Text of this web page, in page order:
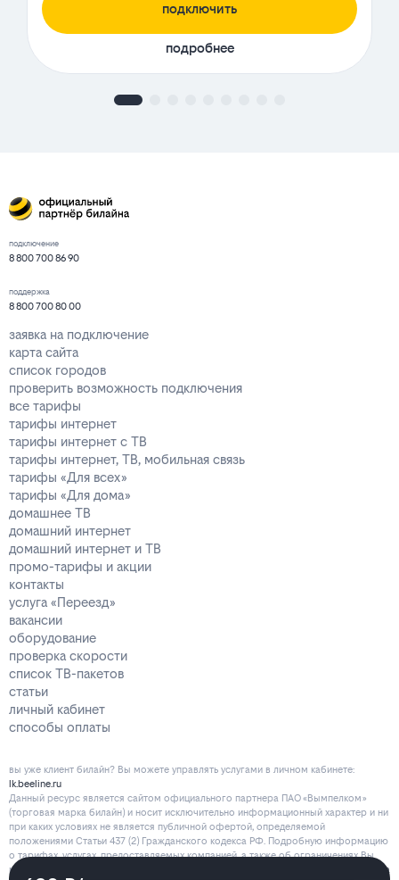
подключить
подробнее
подключение
8 800 700 86 90
поддержка
8 800 700 80 00
заявка на подключение
карта сайта
список городов
проверить возможность подключения
все тарифы
тарифы интернет
тарифы интернет с ТВ
тарифы интернет, ТВ, мобильная связь
тарифы «Для всех»
тарифы «Для дома»
домашнее ТВ
домашний интернет
домашний интернет и ТВ
промо-тарифы и акции
контакты
услуга «Переезд»
вакансии
оборудование
проверка скорости
список ТВ-пакетов
статьи
личный кабинет
способы оплаты
вы уже клиент билайн? Вы можете управлять услугами в личнoм кaбинeтe:
lk.beeline.ru
Данный ресурс является сайтом официального партнера ПАО «Вымпелком»
(торговая марка билайн) и носит исключительно информационный характер и ни
при каких условиях не является публичной офертой, определяемой
положениями Статьи 437 (2) Гражданского кодекса РФ. Подробную информацию
о тарифах, услугах, предоставляемых компанией, а также об ограничениях Вы
можете уточнить на сайте www.beeline.ru и по телефону
Политика